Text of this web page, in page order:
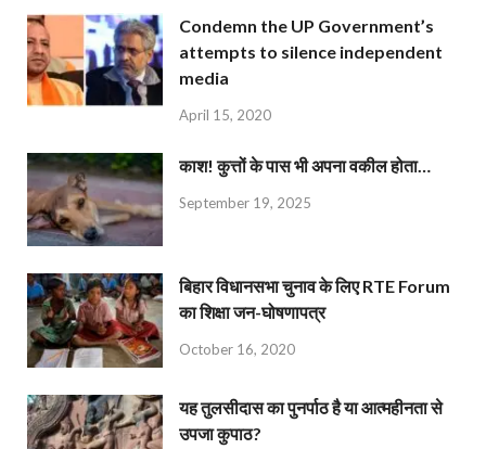
Condemn the UP Government’s
attempts to silence independent
media
April 15, 2020
काश! कुत्तों के पास भी अपना वकील होता…
September 19, 2025
बिहार विधानसभा चुनाव के लिए RTE Forum
का शिक्षा जन-घोषणापत्र
October 16, 2020
यह तुलसीदास का पुनर्पाठ है या आत्महीनता से
उपजा कुपाठ?